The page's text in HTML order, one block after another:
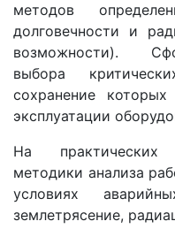
методов
долговечности и
возможности).
выбора
сохранение которых
эксплуатации
На практических
методики анализа
условиях
землетрясение,